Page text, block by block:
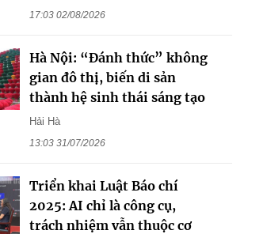
17:03 02/08/2026
Hà Nội: “Đánh thức” không
gian đô thị, biến di sản
thành hệ sinh thái sáng tạo
Hải Hà
13:03 31/07/2026
Triển khai Luật Báo chí
2025: AI chỉ là công cụ,
trách nhiệm vẫn thuộc cơ